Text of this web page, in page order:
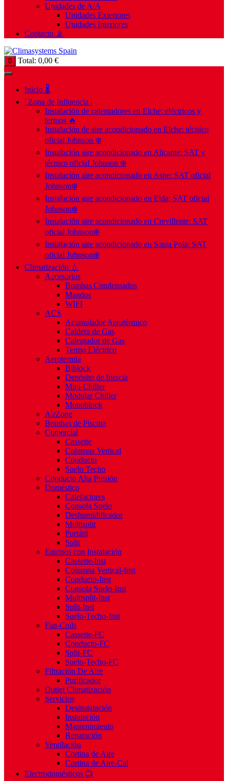
Unidades de A/A
Unidades Exteriores
Unidades Interiores
Contacto 📡
0 Total: 0,00 €
Inicio 🌡️
| Zona de Influencia |
Instalación de calentadores en Elche: eléctricos y
termos 🔥
Instalación de aire acondicionado en Elche: técnico
oficial Johnson ❄️
Instalación aire acondicionado en Alicante: SAT y
técnico oficial Johnson ❄️
Instalación aire acondicionado en Aspe: SAT oficial
Johnson❄️
Instalación aire acondicionado en Elda: SAT oficial
Johnson❄️
Instalación aire acondicionado en Crevillente: SAT
oficial Johnson❄️
Instalación aire acondicionado en Santa Pola: SAT
oficial Johnson❄️
Climatización 💧
Accesorios
Bombas Condensados
Mandos
WIFI
ACS
Acumulador Aerotérmico
Caldera de Gas
Calentador de Gas
Termo Eléctrico
Aerotermia
Biblock
Depósito de Inercia
Mini-Chiller
Modular Chiller
Monoblock
AirZone
Bombas de Piscina
Comercial
Cassette
Columna Vertical
Conducto
Suelo Techo
Conducto Alta Presión
Doméstico
Calefactores
Consola Suelo
Deshumidificador
Multisplit
Portátil
Split
Equipos con Instalación
Cassette-Inst
Columna Vertical-Inst
Conducto-Inst
Consola Suelo-Inst
Multisplit-Inst
Split-Inst
Suelo-Techo-Inst
Fan-Coils
Cassette-FC
Conducto-FC
Split-FC
Suelo-Techo-FC
Filtración De Aire
Purificador
Outlet Climatización
Servicios
Desinstalación
Instalación
Mantenimiento
Reparación
Ventilación
Cortina de Aire
Cortina de Aire-Cal
Electrodomésticos 📺